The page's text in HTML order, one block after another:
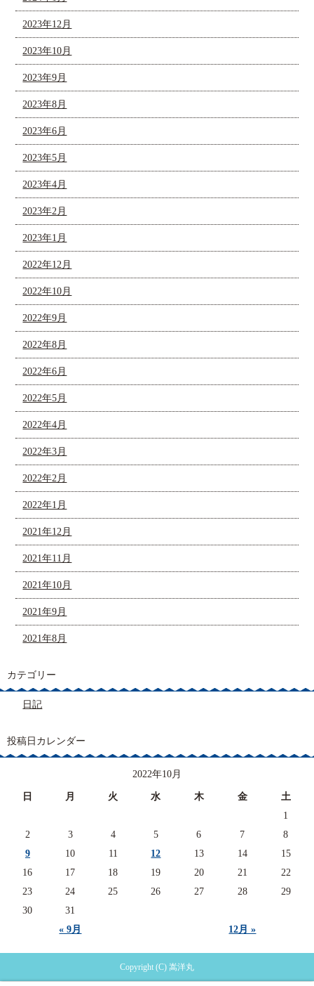
2023年12月
2023年10月
2023年9月
2023年8月
2023年6月
2023年5月
2023年4月
2023年2月
2023年1月
2022年12月
2022年10月
2022年9月
2022年8月
2022年6月
2022年5月
2022年4月
2022年3月
2022年2月
2022年1月
2021年12月
2021年11月
2021年10月
2021年9月
2021年8月
カテゴリー
日記
投稿日カレンダー
2022年10月
日 月 火 水 木 金 土
« 9月 12月 »
1
2
3 4 5 6 7
8
9
10 11 12 13 14
15
16
17 18 19 20 21
22
23
24 25 26 27 28
29
30
31
Copyright (C) 嵩洋丸